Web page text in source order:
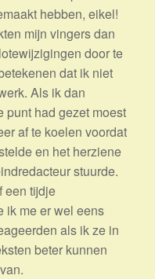
hebben, eikel!
mijn vingers dan
door te
dat ik niet
Als ik dan
punt had gezet moest
af te koelen voordat
en het herziene
stuurde.
een tijdje
ik me er wel eens
als ik ze in
beter kunnen